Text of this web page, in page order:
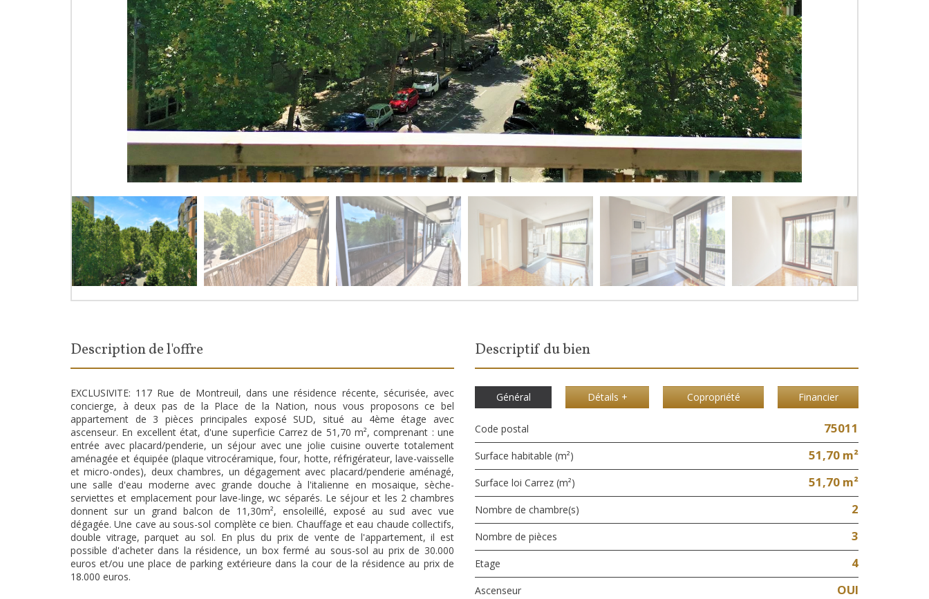
description de l'offre
EXCLUSIVITE: 117 Rue de Montreuil, dans une résidence récente, sécurisée, avec
concierge, à deux pas de la Place de la Nation, nous vous proposons ce bel
appartement de 3 pièces principales exposé SUD, situé au 4ème étage avec
ascenseur. En excellent état, d'une superficie Carrez de 51,70 m², comprenant : une
entrée avec placard/penderie, un séjour avec une jolie cuisine ouverte totalement
aménagée et équipée (plaque vitrocéramique, four, hotte, réfrigérateur, lave-vaisselle
et micro-ondes), deux chambres, un dégagement avec placard/penderie aménagé,
une salle d'eau moderne avec grande douche à l'italienne en mosaique, sèche-
serviettes et emplacement pour lave-linge, wc séparés. Le séjour et les 2 chambres
donnent sur un grand balcon de 11,30m², ensoleillé, exposé au sud avec vue
dégagée. Une cave au sous-sol complète ce bien. Chauffage et eau chaude collectifs,
double vitrage, parquet au sol. En plus du prix de vente de l'appartement, il est
possible d'acheter dans la résidence, un box fermé au sous-sol au prix de 30.000
euros et/ou une place de parking extérieure dans la cour de la résidence au prix de
18.000 euros.
descriptif du bien
Général Détails + Copropriété Financier
Code postal 75011
Surface habitable (m²) 51,70 m²
Surface loi Carrez (m²) 51,70 m²
Nombre de chambre(s) 2
Nombre de pièces 3
Etage 4
Ascenseur OUI